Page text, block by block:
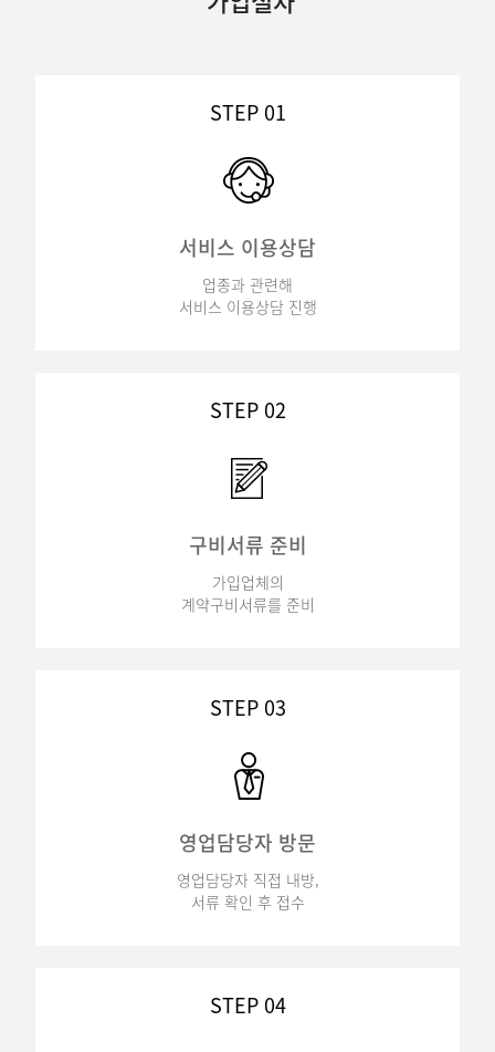
STEP 01
서비스 이용상담
업종과 관련해
서비스 이용상담 진행
STEP 02
구비서류 준비
가입업체의
계약구비서류를 준비
STEP 03
영업담당자 방문
영업담당자 직접 내방,
서류 확인 후 접수
STEP 04